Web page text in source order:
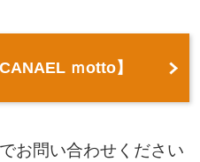
ｍotto】
お問い合わせください